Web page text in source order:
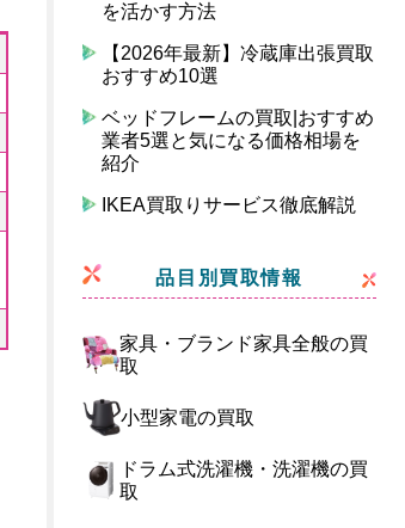
を活かす方法
【2026年最新】冷蔵庫出張買取
おすすめ10選
ベッドフレームの買取|おすすめ
業者5選と気になる価格相場を
紹介
IKEA買取りサービス徹底解説
品目別買取情報
家具・ブランド家具全般の買
取
小型家電の買取
ドラム式洗濯機・洗濯機の買
取